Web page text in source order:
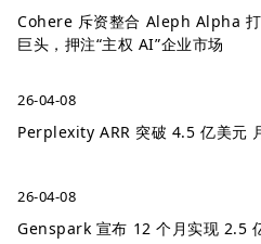
Cohere 斥资整合 Aleph Alpha
巨头，押注“主权 AI”企业市场
26-04-08
Perplexity ARR 突破 4.5 亿美元
26-04-08
Genspark 宣布 12 个月实现 2.5